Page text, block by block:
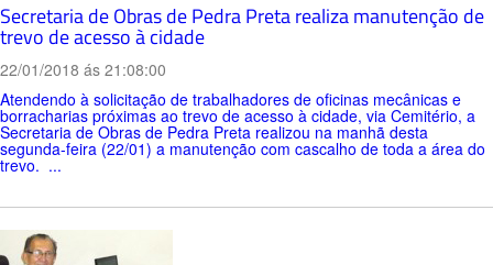
Secretaria de Obras de Pedra Preta realiza manutenção de
trevo de acesso à cidade
22/01/2018 ás 21:08:00
Atendendo à solicitação de trabalhadores de oficinas mecânicas e
borracharias próximas ao trevo de acesso à cidade, via Cemitério, a
Secretaria de Obras de Pedra Preta realizou na manhã desta
segunda-feira (22/01) a manutenção com cascalho de toda a área do
trevo. ...